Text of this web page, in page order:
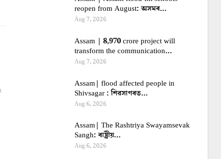
reopen from August: অসমৰ…
Aug 7, 2026
Assam | 8,970 crore project will
transform the communication…
Aug 7, 2026
Assam| flood affected people in
Shivsagar : শিৱসাগৰত…
Aug 6, 2026
Assam| The Rashtriya Swayamsevak
Sangh: ৰাষ্ট্ৰীয়…
Aug 6, 2026